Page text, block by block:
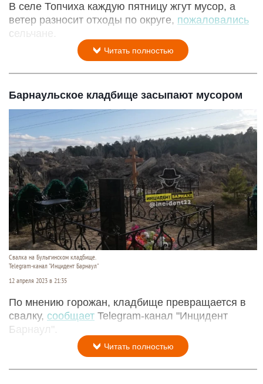
В селе Топчиха каждую пятницу жгут мусор, а
ветер разносит отходы по округе, пожаловались
сельчане.
Читать полностью
Барнаульское кладбище засыпают мусором
Свалка на Булыгинском кладбище.
Telegram-канал "Инцидент Барнаул"
12 апреля 2023 в 21:35
По мнению горожан, кладбище превращается в
свалку, сообщает Telegram-канал "Инцидент
Барнаул".
Читать полностью